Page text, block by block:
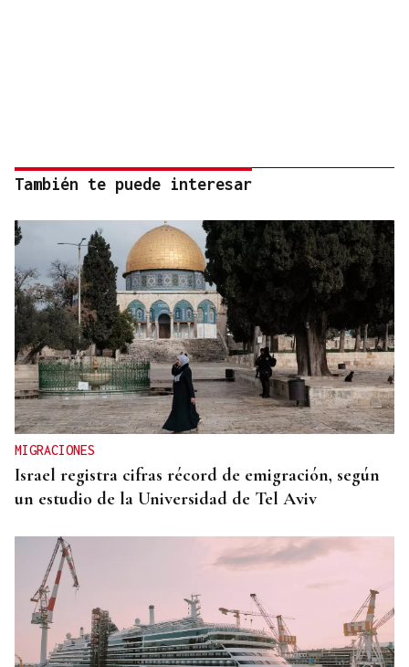
También te puede interesar
MIGRACIONES
Israel registra cifras récord de emigración, según
un estudio de la Universidad de Tel Aviv